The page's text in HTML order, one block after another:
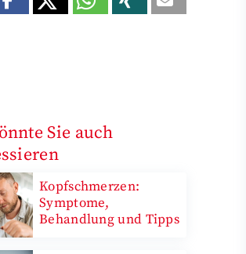
Sie auch
Kopfschmerzen:
Symptome,
Behandlung und Tipps